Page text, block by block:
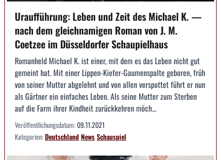
Uraufführung: Leben und Zeit des Michael K. —
nach dem gleichnamigen Roman von J. M.
Coetzee im Düsseldorfer Schaupielhaus
Romanheld Michael K. ist einer, mit dem es das Leben nicht gut
gemeint hat. Mit einer Lippen-Kiefer-Gaumenspalte geboren, früh
von seiner Mutter abgelehnt und von allen verspottet führt er nun
als Gärtner ein einfaches Leben. Als seine Mutter zum Sterben
auf die Farm ihrer Kindheit zurückkehren möch...
Veröffentlichungsdatum:09.11.2021
Kategorien:DeutschlandNewsSchauspiel